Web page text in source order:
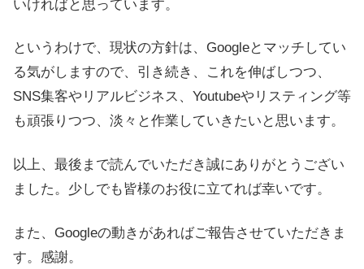
いければと思っています。
というわけで、現状の方針は、Googleとマッチしてい
る気がしますので、引き続き、これを伸ばしつつ、
SNS集客やリアルビジネス、Youtubeやリスティング等
も頑張りつつ、淡々と作業していきたいと思います。
以上、最後まで読んでいただき誠にありがとうござい
ました。少しでも皆様のお役に立てれば幸いです。
また、Googleの動きがあればご報告させていただきま
す。感謝。